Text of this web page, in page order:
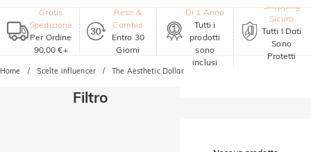
Gratis
Spedizione
Per Ordine
90,00 €+
Reso &
Cambio
Entro 30
Giorni
Di 1 Anno
Tutti i
prodotti
sono
inclusi
Shopping
Sicuro
Tutti I Dati
Sono
Protetti
Home Scelte influencer The Aesthetic Dollar
Filtro